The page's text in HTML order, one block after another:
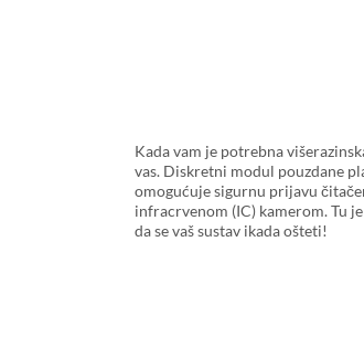
Kada vam je potrebna
vas. Diskretni modul pouzdane
omogućuje sigurnu prijavu
infracrvenom (IC) kamerom. Tu
da se vaš sustav ikada ošteti!